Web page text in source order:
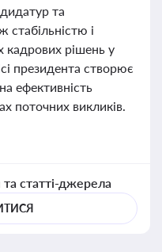
та
стабільністю і
кадрових рішень у
президента створює
ефективність
поточних викликів.
статті-джерела